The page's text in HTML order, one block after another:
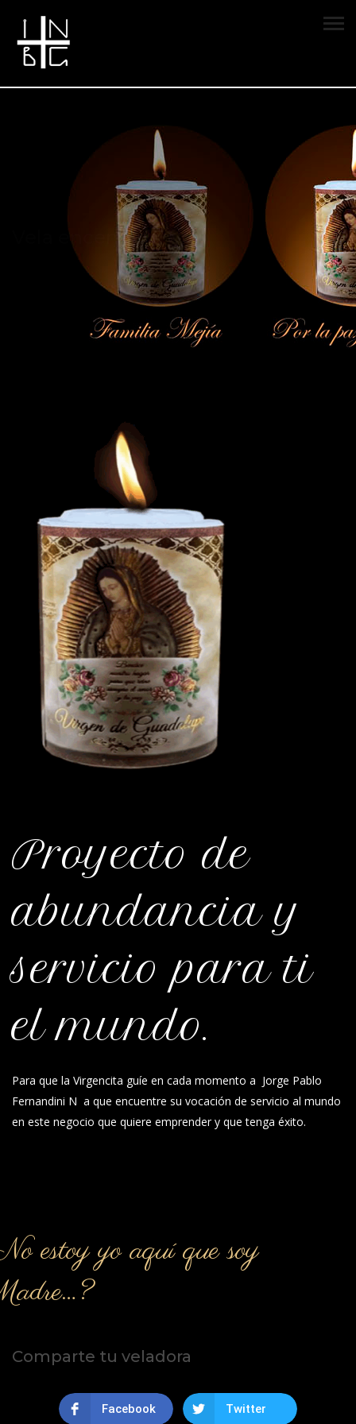
Vela encendida
Proyecto de
abundancia y
servicio para ti
el mundo.
Para que la Virgencita guíe en cada momento a Jorge Pablo
Fernandini N a que encuentre su vocación de servicio al mundo
en este negocio que quiere emprender y que tenga éxito.
estoy yo aquí que soy
Comparte tu veladora
Facebook Twitter